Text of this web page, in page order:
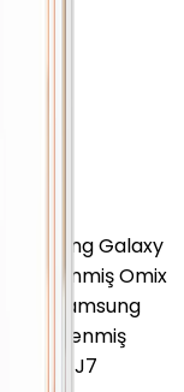
Samsung Galaxy
Yenilenmiş Omix
Samsung
Yenilenmiş
Galaxy J7